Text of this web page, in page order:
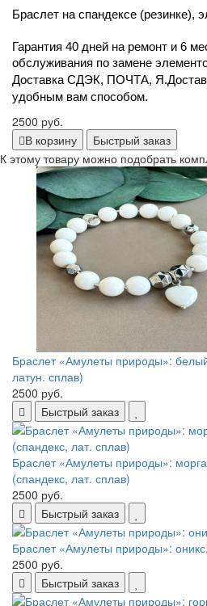
Браслет на спандексе (резинке),
Гарантия 40 дней на ремонт и 6
обслуживания по замене
Доставка СДЭК, ПОЧТА,
удобным вам способом.
2500 руб.
В корзину
Быстрый заказ
К этому товару можно подобрать
Браслет «Амулеты природы»:
латун. сплав)
2500 руб.
Быстрый заказ
Браслет «Амулеты природы»:
(спандекс, лат. сплав)
2500 руб.
Быстрый заказ
Браслет «Амулеты природы»:
2500 руб.
Быстрый заказ